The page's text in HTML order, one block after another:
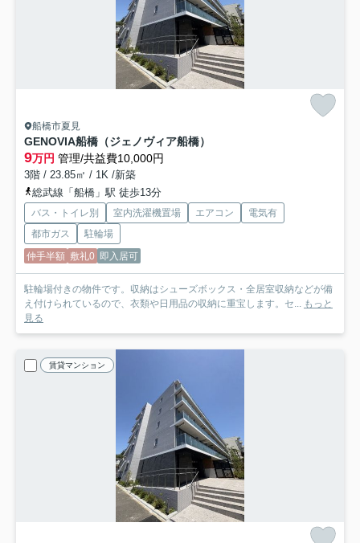
船橋市夏見
GENOVIA船橋（ジェノヴィア船橋）
9万円 管理/共益費10,000円
3階 / 23.85㎡ / 1K /新築
総武線「船橋」駅 徒歩13分
バス・トイレ別 室内洗濯機置場 エアコン
電気有
都市ガス
駐輪場
仲手半額 敷礼0 即入居可
駐輪場付きの物件です。収納はシューズボックス・全居室収納などが備
え付けられているので、衣類や日用品の収納に重宝します。セ... もっと
見る
賃貸マンション